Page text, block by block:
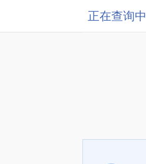
正在查询中